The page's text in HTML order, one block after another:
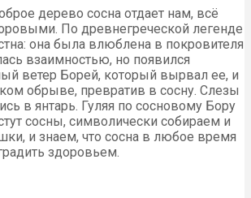
дерево сосна отдает нам, всё
По древнегреческой легенде
она была влюблена в покровителя
взаимностью, но появился
ветер Борей, который вырвал ее, и
обрыве, превратив в сосну. Слезы
в янтарь. Гуляя по сосновому Бору
сосны, символически собираем и
и знаем, что сосна в любое время
здоровьем.